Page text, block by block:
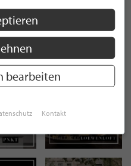
AUF
bearbeiten
Kontakt